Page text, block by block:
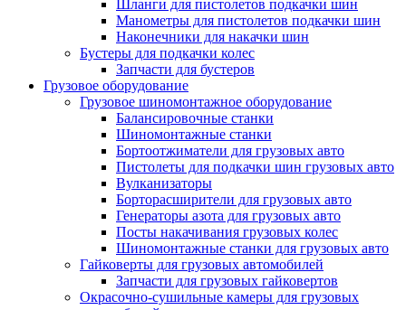
Шланги для пистолетов подкачки шин
Манометры для пистолетов подкачки шин
Наконечники для накачки шин
Бустеры для подкачки колес
Запчасти для бустеров
Грузовое оборудование
Грузовое шиномонтажное оборудование
Балансировочные станки
Шиномонтажные станки
Бортоотжиматели для грузовых авто
Пистолеты для подкачки шин грузовых авто
Вулканизаторы
Борторасширители для грузовых авто
Генераторы азота для грузовых авто
Посты накачивания грузовых колес
Шиномонтажные станки для грузовых авто
Гайковерты для грузовых автомобилей
Запчасти для грузовых гайковертов
Окрасочно-сушильные камеры для грузовых